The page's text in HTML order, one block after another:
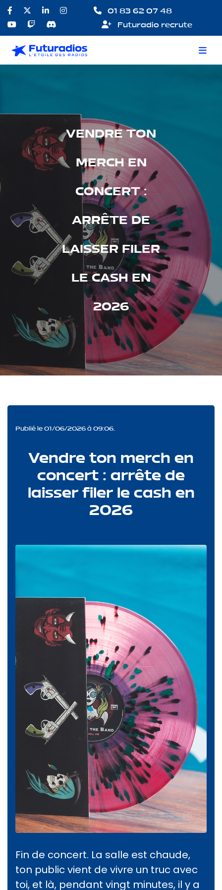
01 83 62 07 48
Futuradio recrute
VENDRE TON
MERCH EN
CONCERT :
ARRÊTE DE
LAISSER FILER
LE CASH EN
2026
Publié le 01/06/2026 à 09:06.
Vendre ton merch en
concert : arrête de
laisser filer le cash en
2026
Fin de concert. La salle est chaude,
ton public vient de vivre un truc avec
toi, et là, pendant vingt minutes, il y a